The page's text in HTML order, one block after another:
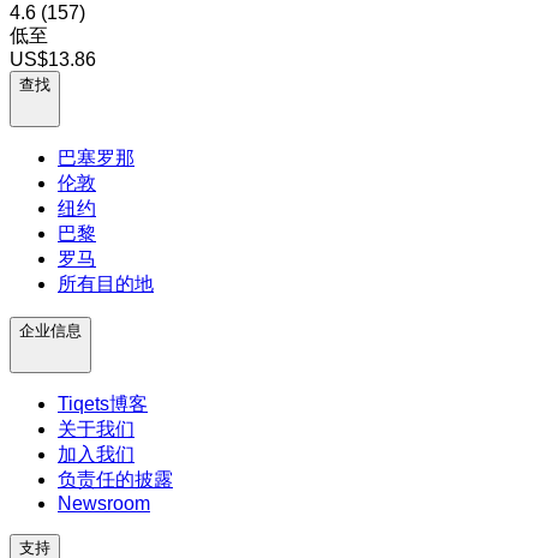
4.6 (157)
低至
US$13.86
查找
巴塞罗那
伦敦
纽约
巴黎
罗马
所有目的地
企业信息
Tiqets博客
关于我们
加入我们
负责任的披露
Newsroom
支持